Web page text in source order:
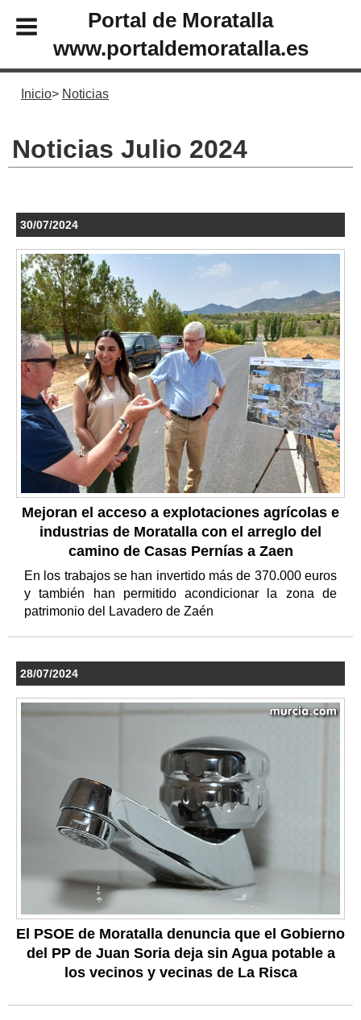
Portal de Moratalla
www.portaldemoratalla.es
Inicio Noticias
Noticias Julio 2024
30/07/2024
Mejoran el acceso a explotaciones agrícolas e
industrias de Moratalla con el arreglo del
camino de Casas Pernías a Zaen
En los trabajos se han invertido más de 370.000 euros
y también han permitido acondicionar la zona de
patrimonio del Lavadero de Zaén
28/07/2024
El PSOE de Moratalla denuncia que el Gobierno
del PP de Juan Soria deja sin Agua potable a
los vecinos y vecinas de La Risca